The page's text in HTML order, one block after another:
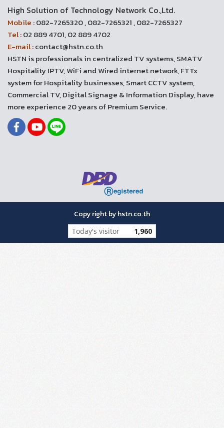
High Solution of Technology Network Co.,Ltd.
Mobile :082-7265320 , 082-7265321 , 082-7265327
Tel :02 889 4701, 02 889 4702
E-mail :contact@hstn.co.th
HSTN is professionals in centralized TV systems, SMATV
Hospitality IPTV, WiFi and Wired internet network, FTTx
system for Hospitality businesses, Smart CCTV system,
Commercial TV, Digital Signage & Information Display, have
more experience 20 years of Premium Service.
Copy right by hstn.co.th
Today's visitor 1,960